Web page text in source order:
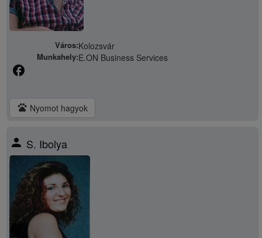
Város:Kolozsvár
Munkahely:E.ON Business Services
facebook
pets Nyomot hagyok
person S. Ibolya